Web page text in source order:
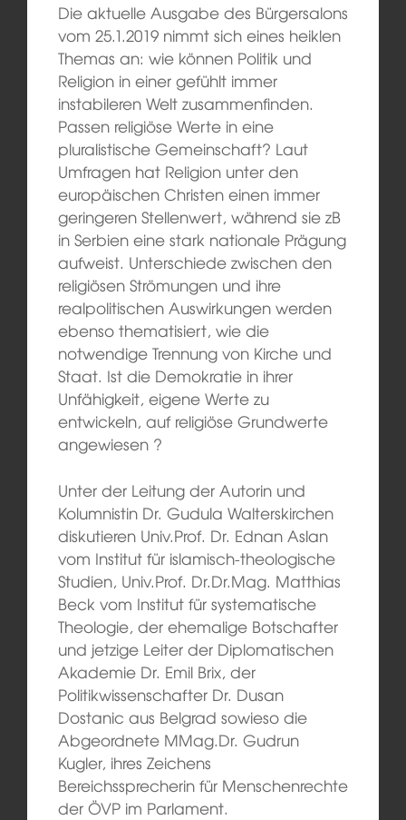
Die aktuelle Ausgabe des Bürgersalons
vom 25.1.2019 nimmt sich eines heiklen
Themas an: wie können Politik und
Religion in einer gefühlt immer
instabileren Welt zusammenfinden.
Passen religiöse Werte in eine
pluralistische Gemeinschaft? Laut
Umfragen hat Religion unter den
europäischen Christen einen immer
geringeren Stellenwert, während sie zB
in Serbien eine stark nationale Prägung
aufweist. Unterschiede zwischen den
religiösen Strömungen und ihre
realpolitischen Auswirkungen werden
ebenso thematisiert, wie die
notwendige Trennung von Kirche und
Staat. Ist die Demokratie in ihrer
Unfähigkeit, eigene Werte zu
entwickeln, auf religiöse Grundwerte
angewiesen ?
Unter der Leitung der Autorin und
Kolumnistin Dr. Gudula Walterskirchen
diskutieren Univ.Prof. Dr. Ednan Aslan
vom Institut für islamisch-theologische
Studien, Univ.Prof. Dr.Dr.Mag. Matthias
Beck vom Institut für systematische
Theologie, der ehemalige Botschafter
und jetzige Leiter der Diplomatischen
Akademie Dr. Emil Brix, der
Politikwissenschafter Dr. Dusan
Dostanic aus Belgrad sowieso die
Abgeordnete MMag.Dr. Gudrun
Kugler, ihres Zeichens
Bereichssprecherin für Menschenrechte
der ÖVP im Parlament.